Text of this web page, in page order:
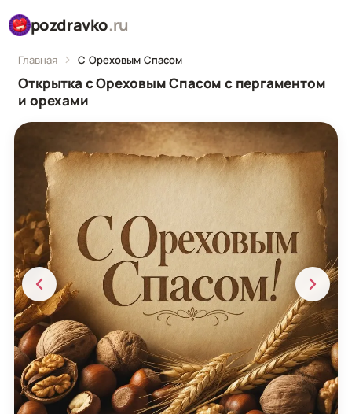
pozdravko.ru
Главная С Ореховым Спасом
Открытка с Ореховым Спасом с пергаментом
и орехами